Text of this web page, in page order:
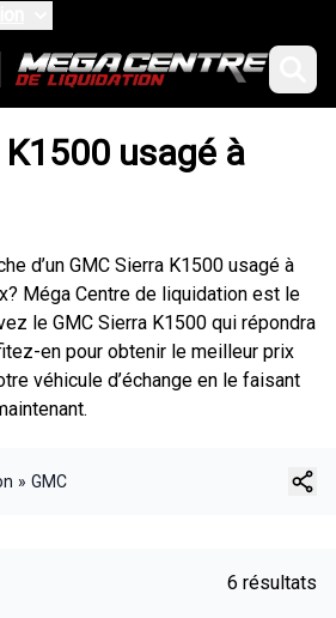
K1500 usagé à
d’un GMC Sierra K1500 usagé à
Méga Centre de liquidation est le
le GMC Sierra K1500 qui répondra
en pour obtenir le meilleur prix
véhicule d’échange en le faisant
» GMC
6 résultats